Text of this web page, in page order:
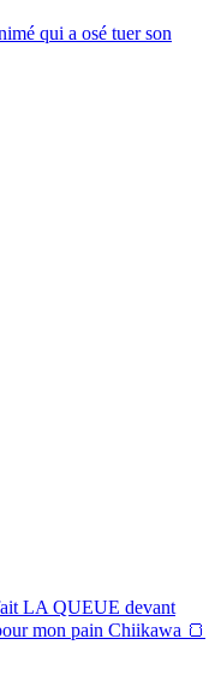
qui a osé tuer son
LA QUEUE devant
mon pain Chiikawa 🍞